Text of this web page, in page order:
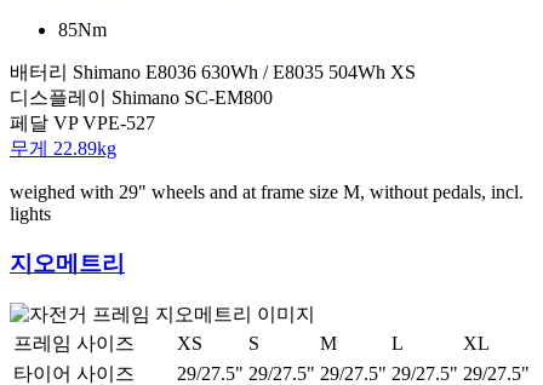
85Nm
배터리 Shimano E8036 630Wh / E8035 504Wh XS
디스플레이
Shimano SC-EM800
페달 VP VPE-527
무게 22.89kg
weighed with 29" wheels and at frame size M, without pedals, incl.
lights
지오메트리
프레임 사이즈 XS S M L
XL
타이어 사이즈
29/27.5" 29/27.5" 29/27.5" 29/27.5" 29/27.5"